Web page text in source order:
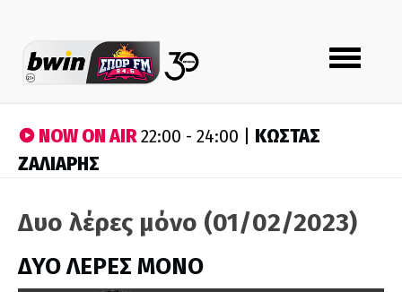
Toggle
navigation
NOW ON AIR22:00 - 24:00 | ΚΩΣΤΑΣ
ΖΑΛΙΑΡΗΣ
Δυο λέρες μόνο (01/02/2023)
ΔΥΟ ΛΕΡΕΣ ΜΟΝΟ